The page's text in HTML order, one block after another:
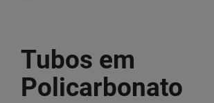
Tubos em
Policarbonato